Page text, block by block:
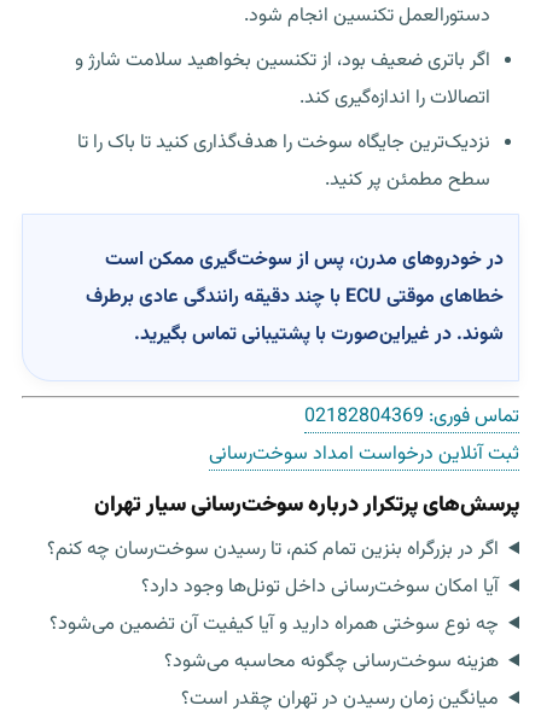
دستورالعمل تکنسین انجام شود.
اگر باتری ضعیف بود، از تکنسین بخواهید سلامت شارژ و
اتصالات را اندازه‌گیری کند.
نزدیک‌ترین جایگاه سوخت را هدف‌گذاری کنید تا باک را تا
سطح مطمئن پر کنید.
در خودروهای مدرن، پس از سوخت‌گیری ممکن است
خطاهای موقتی ECU با چند دقیقه رانندگی عادی برطرف
شوند. در غیراین‌صورت با پشتیبانی تماس بگیرید.
تماس فوری: 02182804369
ثبت آنلاین درخواست امداد سوخت‌رسانی
پرسش‌های پرتکرار درباره سوخت‌رسانی سیار تهران
اگر در بزرگراه بنزین تمام کنم، تا رسیدن سوخت‌رسان چه کنم؟
آیا امکان سوخت‌رسانی داخل تونل‌ها وجود دارد؟
چه نوع سوختی همراه دارید و آیا کیفیت آن تضمین می‌شود؟
هزینه سوخت‌رسانی چگونه محاسبه می‌شود؟
میانگین زمان رسیدن در تهران چقدر است؟